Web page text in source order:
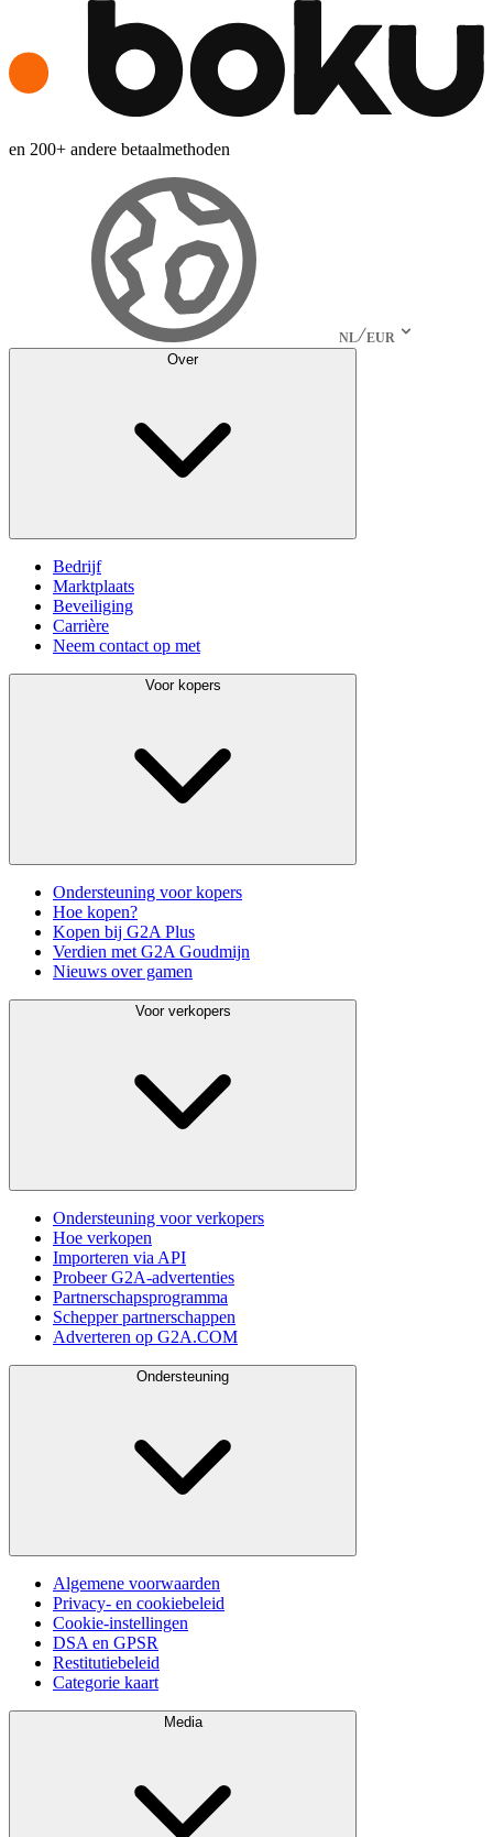
en 200+ andere betaalmethoden
NL EUR
Over
Bedrijf
Marktplaats
Beveiliging
Carrière
Neem contact op met
Voor kopers
Ondersteuning voor kopers
Hoe kopen?
Kopen bij G2A Plus
Verdien met G2A Goudmijn
Nieuws over gamen
Voor verkopers
Ondersteuning voor verkopers
Hoe verkopen
Importeren via API
Probeer G2A-advertenties
Partnerschapsprogramma
Schepper partnerschappen
Adverteren op G2A.COM
Ondersteuning
Algemene voorwaarden
Privacy- en cookiebeleid
Cookie-instellingen
DSA en GPSR
Restitutiebeleid
Categorie kaart
Media